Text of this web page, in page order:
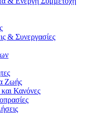
& Συνεργασίες
Ζωής
Κανόνες